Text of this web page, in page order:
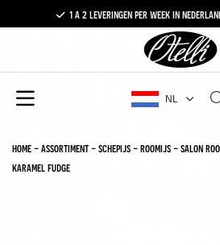
1 a 2 leveringen per week in
gratis levering vanaf
1 a 2 leveringen per week in
NL
home-assortiment-schepijs-roomijs-salon
karamel fudge